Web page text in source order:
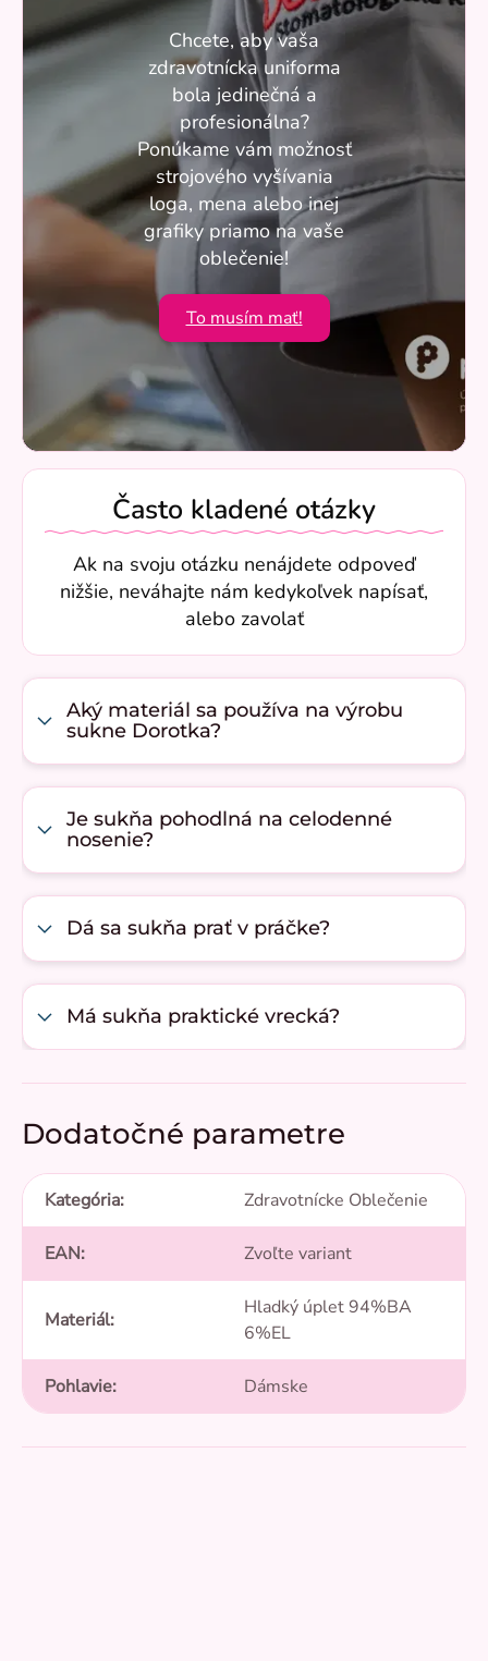
Chcete, aby vaša
zdravotnícka uniforma
bola jedinečná a
profesionálna?
Ponúkame vám možnosť
strojového vyšívania
loga, mena alebo inej
grafiky priamo na vaše
oblečenie!
To musím mať!
Často kladené otázky
Ak na svoju otázku nenájdete odpoveď
nižšie, neváhajte nám kedykoľvek napísať,
alebo zavolať
Aký materiál sa používa na výrobu
sukne Dorotka?
Je sukňa pohodlná na celodenné
nosenie?
Dá sa sukňa prať v práčke?
Má sukňa praktické vrecká?
Dodatočné parametre
Kategória: Zdravotnícke Oblečenie
EAN: Zvoľte variant
Materiál:
Hladký úplet 94%BA
6%EL
Pohlavie: Dámske